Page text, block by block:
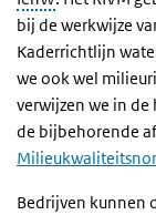
bij de werkwijze
Kaderrichtlijn
we ook wel
verwijzen we in
de bijbehorende
Bedrijven kunnen